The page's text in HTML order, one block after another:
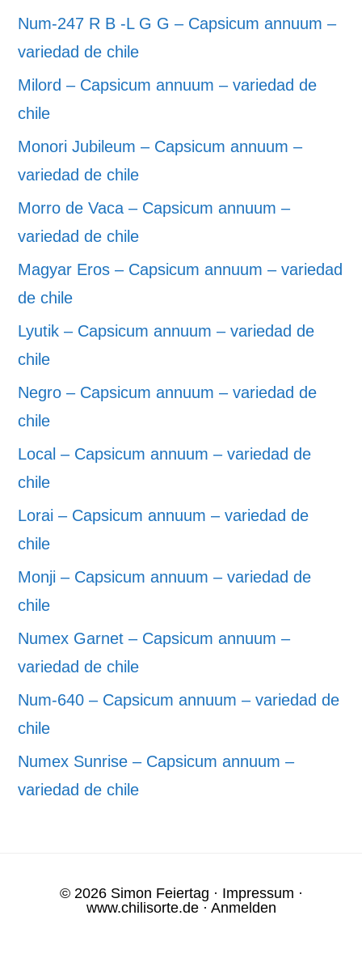
Num-247 R B -L G G – Capsicum annuum –
variedad de chile
Milord – Capsicum annuum – variedad de
chile
Monori Jubileum – Capsicum annuum –
variedad de chile
Morro de Vaca – Capsicum annuum –
variedad de chile
Magyar Eros – Capsicum annuum – variedad
de chile
Lyutik – Capsicum annuum – variedad de
chile
Negro – Capsicum annuum – variedad de
chile
Local – Capsicum annuum – variedad de
chile
Lorai – Capsicum annuum – variedad de
chile
Monji – Capsicum annuum – variedad de
chile
Numex Garnet – Capsicum annuum –
variedad de chile
Num-640 – Capsicum annuum – variedad de
chile
Numex Sunrise – Capsicum annuum –
variedad de chile
© 2026 Simon Feiertag · Impressum ·
www.chilisorte.de· Anmelden